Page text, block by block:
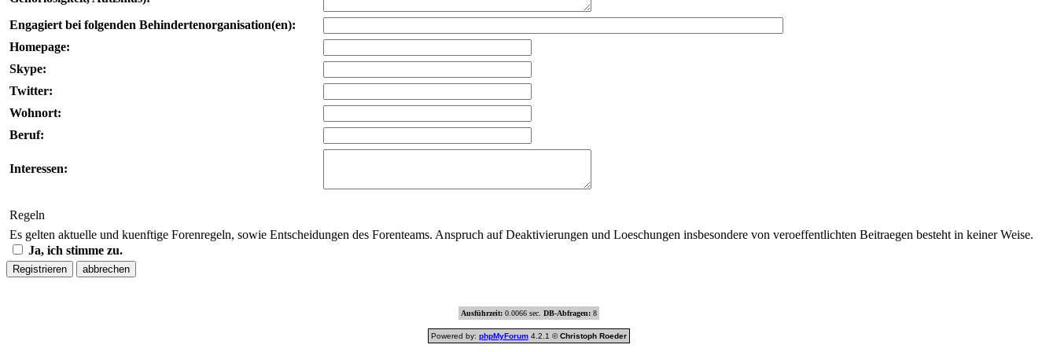
Engagiert bei folgenden Behindertenorganisation(en):
Homepage:
Skype:
Twitter:
Wohnort:
Beruf:
Interessen:
Regeln
Es gelten aktuelle und kuenftige Forenregeln, sowie Entscheidungen des Forenteams. Anspruch auf Deaktivierungen und Loeschungen insbesondere von veroeffentlichten Beitraegen besteht in keiner Weise.
Ja, ich stimme zu.
Ausführzeit:0.0066 sec. DB-Abfragen:8
Powered by: phpMyForum4.2.1 ©Christoph Roeder